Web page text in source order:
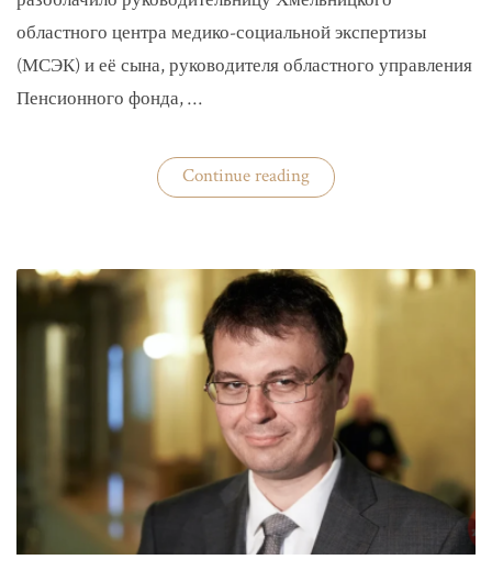
областного центра медико-социальной экспертизы
(МСЭК) и её сына, руководителя областного управления
Пенсионного фонда, …
Continue reading«В
Хмельницком
сын
зарабатывали
на
уклонистах»